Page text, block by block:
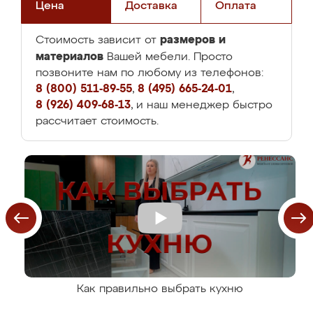
Цена Доставка Оплата
Стоимость зависит от размеров и
материалов Вашей мебели. Просто
позвоните нам по любому из телефонов:
8 (800) 511-89-55, 8 (495) 665-24-01,
8 (926) 409-68-13, и наш менеджер быстро
рассчитает стоимость.
Как правильно выбрать кухню